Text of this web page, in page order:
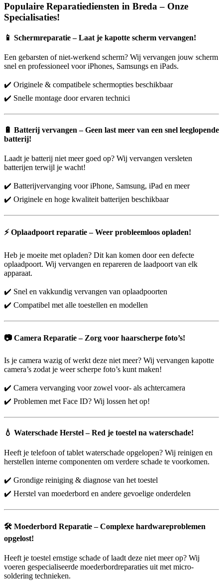
Populaire Reparatiediensten in Breda – Onze
Specialisaties!
📱 Schermreparatie – Laat je kapotte scherm vervangen!
Een gebarsten of niet-werkend scherm? Wij vervangen jouw scherm
snel en professioneel voor iPhones, Samsungs en iPads.
✔️ Originele & compatibele schermopties beschikbaar
✔️ Snelle montage door ervaren technici
🔋 Batterij vervangen – Geen last meer van een snel leeglopende
batterij!
Laadt je batterij niet meer goed op? Wij vervangen versleten
batterijen terwijl je wacht!
✔️ Batterijvervanging voor iPhone, Samsung, iPad en meer
✔️ Originele en hoge kwaliteit batterijen beschikbaar
⚡Oplaadpoort reparatie – Weer probleemloos opladen!
Heb je moeite met opladen? Dit kan komen door een defecte
oplaadpoort. Wij vervangen en repareren de laadpoort van elk
apparaat.
✔️ Snel en vakkundig vervangen van oplaadpoorten
✔️ Compatibel met alle toestellen en modellen
📷 Camera Reparatie – Zorg voor haarscherpe foto’s!
Is je camera wazig of werkt deze niet meer? Wij vervangen kapotte
camera’s zodat je weer scherpe foto’s kunt maken!
✔️ Camera vervanging voor zowel voor- als achtercamera
✔️ Problemen met Face ID? Wij lossen het op!
💧 Waterschade Herstel – Red je toestel na waterschade!
Heeft je telefoon of tablet waterschade opgelopen? Wij reinigen en
herstellen interne componenten om verdere schade te voorkomen.
✔️ Grondige reiniging & diagnose van het toestel
✔️ Herstel van moederbord en andere gevoelige onderdelen
🛠️ Moederbord Reparatie – Complexe hardwareproblemen
opgelost!
Heeft je toestel ernstige schade of laadt deze niet meer op? Wij
voeren gespecialiseerde moederbordreparaties uit met micro-
soldering technieken.